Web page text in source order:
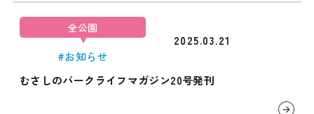
全公園
#お知らせ
2025.03.21
むさしのパークライフマガジン20号発刊